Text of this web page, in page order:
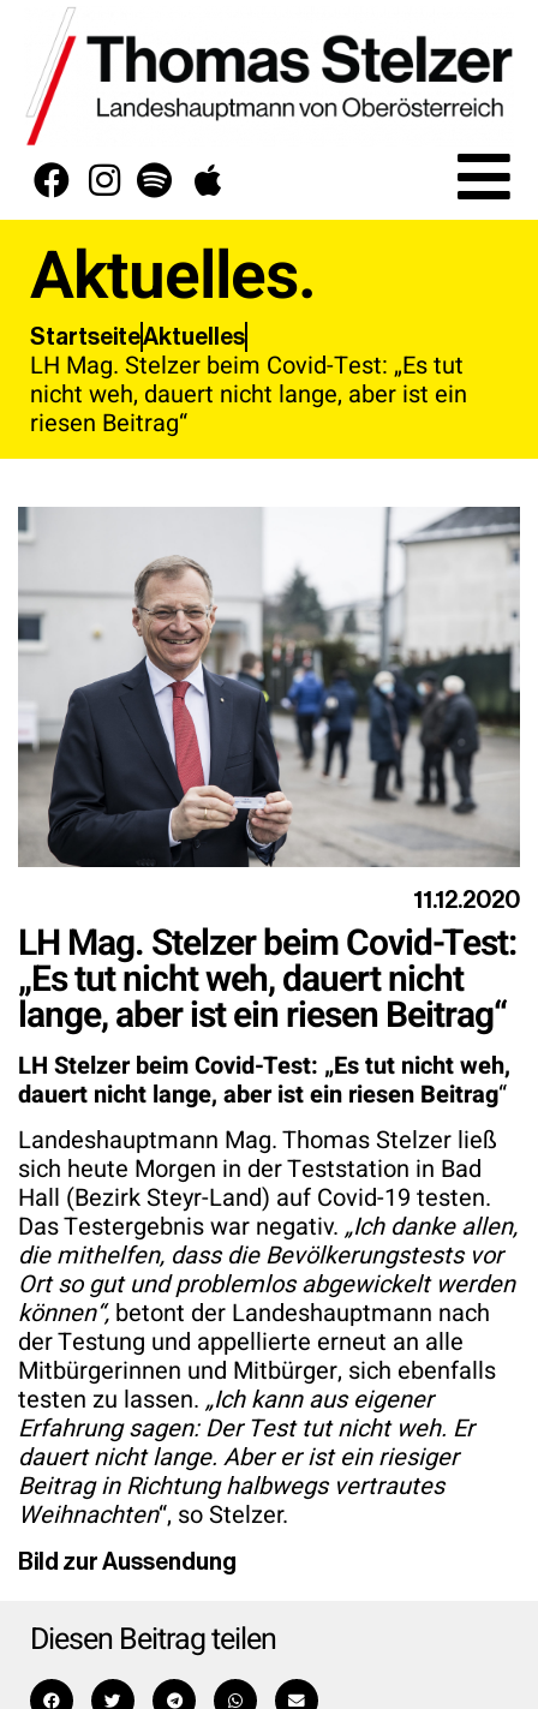
Aktuelles.
StartseiteAktuelles
LH Mag. Stelzer beim Covid-Test: „Es tut
nicht weh, dauert nicht lange, aber ist ein
riesen Beitrag“
11.12.2020
LH Mag. Stelzer beim Covid-Test:
„Es tut nicht weh, dauert nicht
lange, aber ist ein riesen Beitrag“
LH Stelzer beim Covid-Test: „Es tut nicht weh,
dauert nicht lange, aber ist ein riesen Beitrag“
Landeshauptmann Mag. Thomas Stelzer ließ
sich heute Morgen in der Teststation in Bad
Hall (Bezirk Steyr-Land) auf Covid-19 testen.
Das Testergebnis war negativ. „Ich danke allen,
die mithelfen, dass die Bevölkerungstests vor
Ort so gut und problemlos abgewickelt werden
können“, betont der Landeshauptmann nach
der Testung und appellierte erneut an alle
Mitbürgerinnen und Mitbürger, sich ebenfalls
testen zu lassen. „Ich kann aus eigener
Erfahrung sagen: Der Test tut nicht weh. Er
dauert nicht lange. Aber er ist ein riesiger
Beitrag in Richtung halbwegs vertrautes
Weihnachten“, so Stelzer.
Bild zur Aussendung
Diesen Beitrag teilen